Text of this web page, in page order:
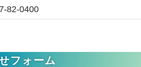
82-0400
フォーム